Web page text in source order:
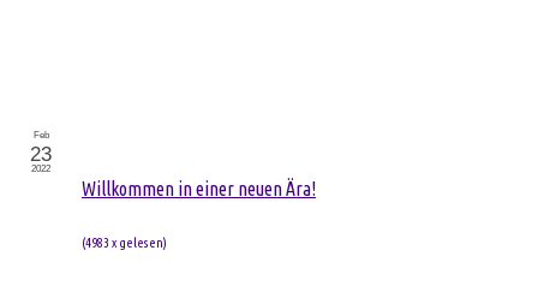
Willkommen in einer neuen Ära!
(4983 x gelesen)
Feb
23
2022